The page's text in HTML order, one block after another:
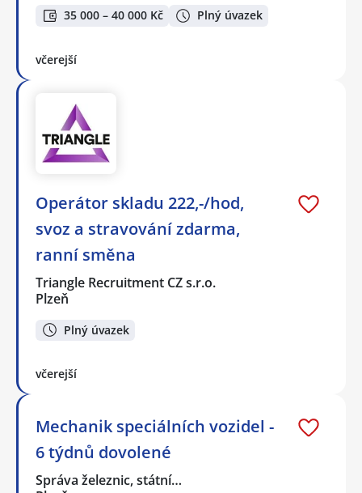
35 000 – 40 000 Kč Plný úvazek
včerejší
Operátor skladu 222,-/hod,
svoz a stravování zdarma,
ranní směna
Triangle Recruitment CZ s.r.o.
Plzeň
Plný úvazek
včerejší
Mechanik speciálních vozidel -
6 týdnů dovolené
Správa železnic, státní…